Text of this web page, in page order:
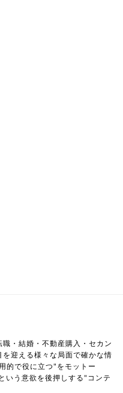
・結婚・不動産購入・セカン
を迎える様々な局面で確かな情
的で役に立つ"をモットー
いう意欲を後押しする"コンテ